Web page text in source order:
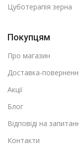
Цуботерапія зерна
Покупцям
Про магазин
Доставка-
Акції
Блог
Відповіді на
Контакти